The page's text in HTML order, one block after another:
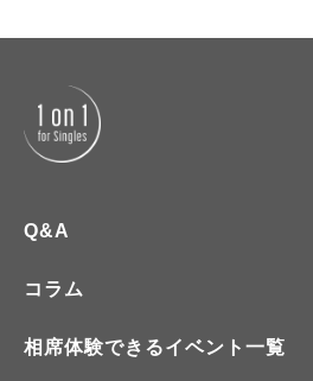
Q&A
コラム
相席体験できるイベント一覧